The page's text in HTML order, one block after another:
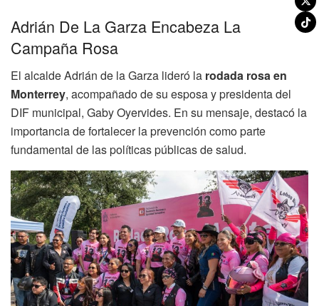
Adrián De La Garza Encabeza La
Campaña Rosa
El alcalde Adrián de la Garza lideró la rodada rosa en
Monterrey, acompañado de su esposa y presidenta del
DIF municipal, Gaby Oyervides. En su mensaje, destacó la
importancia de fortalecer la prevención como parte
fundamental de las políticas públicas de salud.